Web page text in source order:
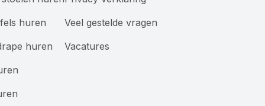
huren
huren
Veel gestelde vragen
Vacatures